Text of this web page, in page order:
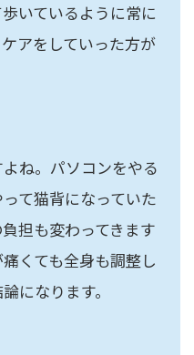
いているように常に
アをしていった方が
ね。パソコンをやる
て猫背になっていた
担も変わってきます
くても全身も調整し
になります。